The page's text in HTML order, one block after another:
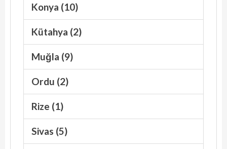
Konya (10)
Kütahya (2)
Muğla (9)
Ordu (2)
Rize (1)
Sivas (5)